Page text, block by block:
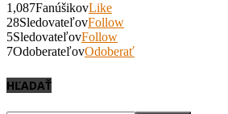
1,087FanúšikovLike
28SledovateľovFollow
5SledovateľovFollow
7OdoberateľovOdoberať
HĽADAŤ